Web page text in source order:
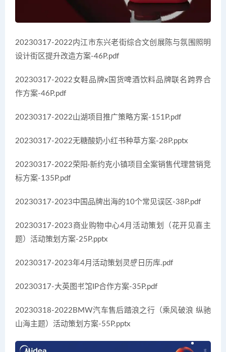
20230317-2022内江市东兴老街综合文创展陈与氛围照明
设计街区提升改造方案-46P.pdf
20230317-2022女鞋品牌x国货啤酒饮料品牌联名跨界合
作方案-46P.pdf
20230317-2022山湖项目推广策略方案-151P.pdf
20230317-2022无糖酸奶小红书种草方案-28P.pptx
20230317-2022荣阳·新约克小镇项目全案销售代理营销竞
标方案-135P.pdf
20230317-2023中国品牌出海的10个常见误区-38P.pdf
20230317-2023商业购物中心4月活动策划（花开见喜主
题）活动策划方案-25P.pptx
20230317-2023年4月活动策划灵感日历库.pdf
20230317-大英图书馆IP合作方案-35P.pdf
20230318-2022BMW汽车售后踏浪之行（乘风破浪 纵驰
山海主题）活动策划方案-55P.pptx